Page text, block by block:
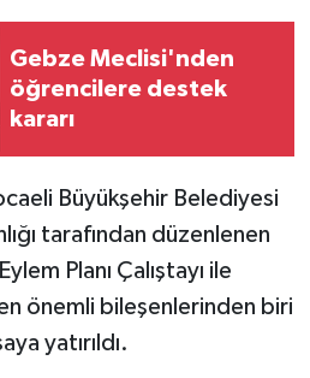
Gebze Meclisi'nden
öğrencilere destek
kararı
Büyükşehir Belediyesi
tarafından düzenlenen
Planı Çalıştayı ile
en önemli bileşenlerinden biri
yatırıldı.